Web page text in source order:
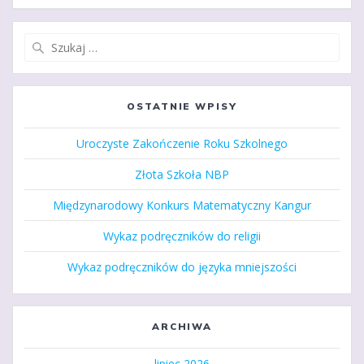
OSTATNIE WPISY
Uroczyste Zakończenie Roku Szkolnego
Złota Szkoła NBP
Międzynarodowy Konkurs Matematyczny Kangur
Wykaz podręczników do religii
Wykaz podręczników do języka mniejszości
ARCHIWA